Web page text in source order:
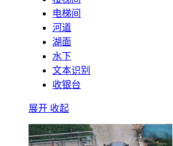
电梯间
河道
湖面
水下
文本识别
收银台
展开 收起